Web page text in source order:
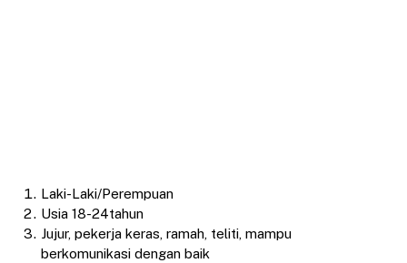
Laki-Laki/Perempuan
Usia 18-24tahun
Jujur, pekerja keras, ramah, teliti, mampu
berkomunikasi dengan baik